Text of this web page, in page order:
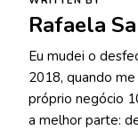
Rafaela
Eu mudei o
2018, quando
próprio negócio
a melhor parte: